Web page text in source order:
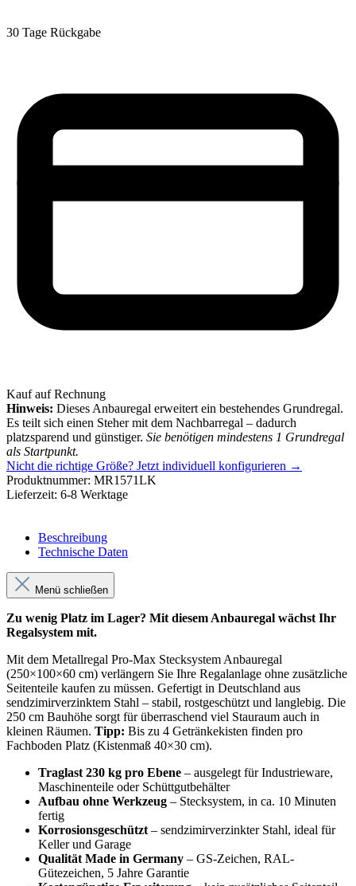
30 Tage Rückgabe
Kauf auf Rechnung
Hinweis: Dieses Anbauregal erweitert ein bestehendes Grundregal.
Es teilt sich einen Steher mit dem Nachbarregal – dadurch
platzsparend und günstiger. Sie benötigen mindestens 1 Grundregal
als Startpunkt.
Nicht die richtige Größe? Jetzt individuell konfigurieren →
Produktnummer: MR1571LK
Lieferzeit: 6-8 Werktage
Beschreibung
Technische Daten
Menü schließen
Zu wenig Platz im Lager? Mit diesem Anbauregal wächst Ihr
Regalsystem mit.
Mit dem Metallregal Pro-Max Stecksystem Anbauregal
(250×100×60 cm) verlängern Sie Ihre Regalanlage ohne zusätzliche
Seitenteile kaufen zu müssen. Gefertigt in Deutschland aus
sendzimirverzinktem Stahl – stabil, rostgeschützt und langlebig. Die
250 cm Bauhöhe sorgt für überraschend viel Stauraum auch in
kleinen Räumen. Tipp: Bis zu 4 Getränkekisten finden pro
Fachboden Platz (Kistenmaß 40×30 cm).
Traglast 230 kg pro Ebene – ausgelegt für Industrieware,
Maschinenteile oder Schüttgutbehälter
Aufbau ohne Werkzeug – Stecksystem, in ca. 10 Minuten
fertig
Korrosionsgeschützt– sendzimirverzinkter Stahl, ideal für
Keller und Garage
Qualität Made in Germany – GS-Zeichen, RAL-
Gütezeichen, 5 Jahre Garantie